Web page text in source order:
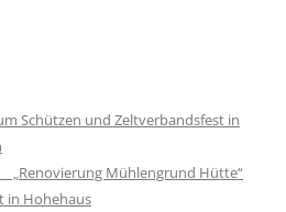
Schützen und Zeltverbandsfest in
„Renovierung Mühlengrund Hütte“
in Hohehaus